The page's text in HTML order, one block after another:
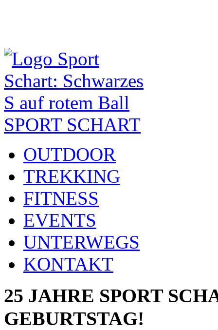
SPORT SCHART
OUTDOOR
TREKKING
FITNESS
EVENTS
UNTERWEGS
KONTAKT
25 JAHRE SPORT
GEBURTSTAG!